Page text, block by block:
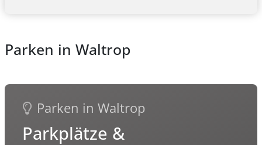
Parken in Waltrop
Parken in Waltrop
Parkplätze &